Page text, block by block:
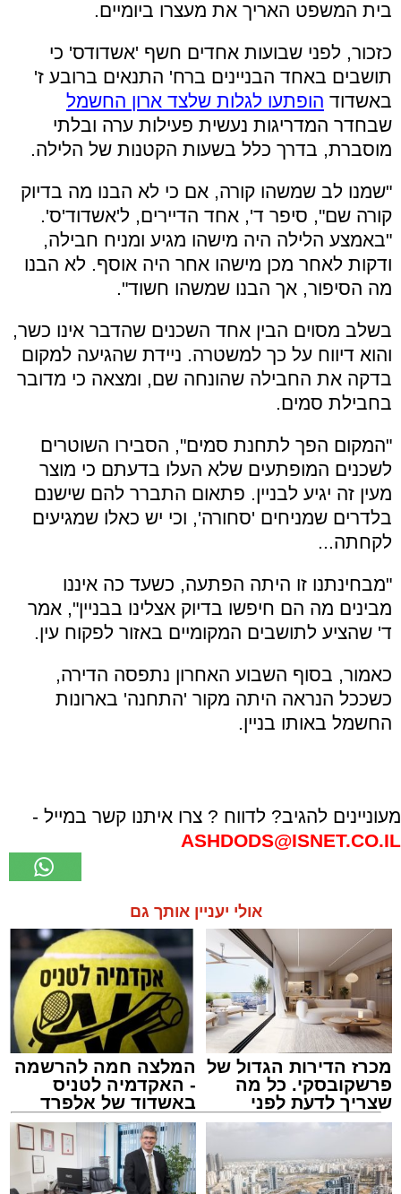
בית המשפט האריך את מעצרו ביומיים.
כזכור, לפני שבועות אחדים חשף 'אשדודס' כי
תושבים באחד הבניינים ברח' התנאים ברובע ז'
באשדוד הופתעו לגלות שלצד ארון החשמל
שבחדר המדריגות נעשית פעילות ערה ובלתי
מוסברת, בדרך כלל בשעות הקטנות של הלילה.
"שמנו לב שמשהו קורה, אם כי לא הבנו מה בדיוק
קורה שם", סיפר ד', אחד הדיירים, ל'אשדוד'ס'.
"באמצע הלילה היה מישהו מגיע ומניח חבילה,
ודקות לאחר מכן מישהו אחר היה אוסף. לא הבנו
מה הסיפור, אך הבנו שמשהו חשוד".
בשלב מסוים הבין אחד השכנים שהדבר אינו כשר,
והוא דיווח על כך למשטרה. ניידת שהגיעה למקום
בדקה את החבילה שהונחה שם, ומצאה כי מדובר
בחבילת סמים.
"המקום הפך לתחנת סמים", הסבירו השוטרים
לשכנים המופתעים שלא העלו בדעתם כי מוצר
מעין זה יגיע לבניין. פתאום התברר להם שישנם
בלדרים שמניחים 'סחורה', וכי יש כאלו שמגיעים
לקחתה...
"מבחינתנו זו היתה הפתעה, כשעד כה איננו
מבינים מה הם חיפשו בדיוק אצלינו בבניין", אמר
ד' שהציע לתושבים המקומיים באזור לפקוח עין.
כאמור, בסוף השבוע האחרון נתפסה הדירה,
כשככל הנראה היתה מקור 'התחנה' בארונות
החשמל באותו בניין.
מעוניינים להגיב? לדווח ? צרו איתנו קשר במייל -
ASHDODS@ISNET.CO.IL
אולי יעניין אותך גם
מכרז הדירות הגדול של
פרשקובסקי. כל מה
שצריך לדעת לפני
שמגישים הצעה לדירה
המלצה חמה להרשמה
- האקדמיה לטניס
באשדוד של אלפרד
קריאולנסקי - לילדים